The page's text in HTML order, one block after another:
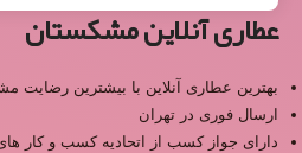
عطاری آنلاین مشکستان
بهترین عطاری آنلاین با بیشترین رضایت
ارسال فوری در تهران
دارای جواز کسب از اتحادیه کسب و کار